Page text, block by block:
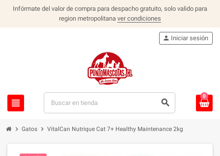
Infórmate del valor de compra para despacho gratuito, solo valido para
region metropolitana ver condiciones
view_headline search
person Iniciar sesión
0
chevron_right Gatos chevron_right VitalCan Nutrique Cat 7+ Healthy Maintenance 2kg